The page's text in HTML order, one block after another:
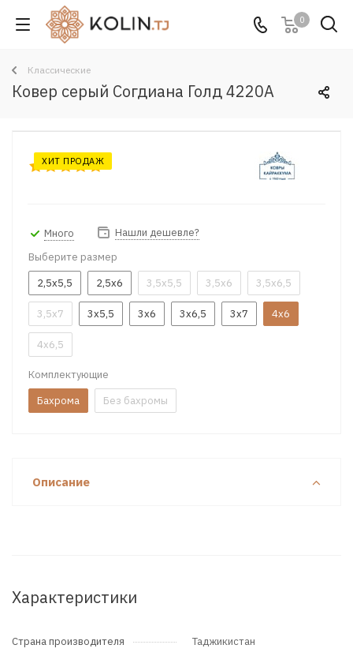
0
Классические
Ковер серый Согдиана Голд 4220A
ХИТ ПРОДАЖ
Много
Нашли дешевле?
Выберите размер
2,5x5,5
2,5x6 3,5x5,5 3,5x6 3,5x6,5
3,5x7 3x5,5 3x6 3x6,5 3x7 4x6
4x6,5
Комплектующие
Бахрома
Без бахромы
Описание
Характеристики
Страна производителя
Таджикистан